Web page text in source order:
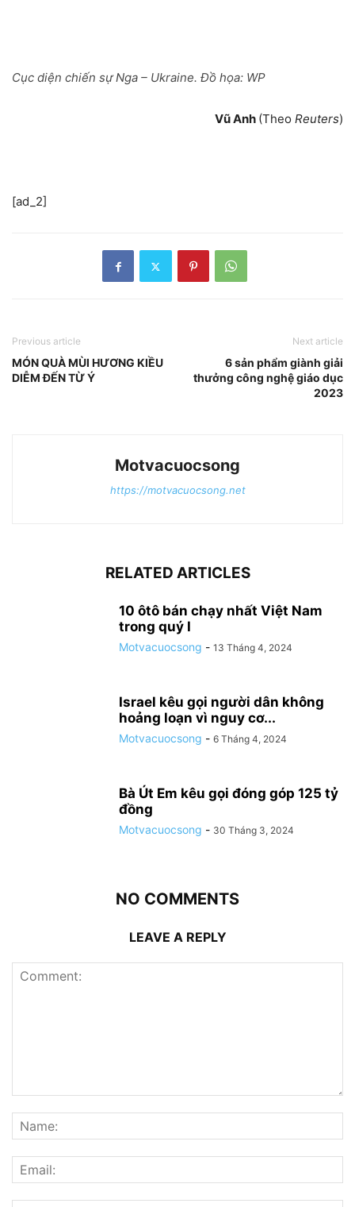
Cục diện chiến sự Nga – Ukraine. Đồ họa: WP
Vũ Anh (Theo Reuters)
[ad_2]
Previous article
MÓN QUÀ MÙI HƯƠNG KIỀU
DIỄM ĐẾN TỪ Ý
Next article
6 sản phẩm giành giải
thưởng công nghệ giáo dục
2023
Motvacuocsong
https://motvacuocsong.net
RELATED ARTICLES
10 ôtô bán chạy nhất Việt Nam
trong quý I
Motvacuocsong - 13 Tháng 4, 2024
Israel kêu gọi người dân không
hoảng loạn vì nguy cơ...
Motvacuocsong - 6 Tháng 4, 2024
Bà Út Em kêu gọi đóng góp 125 tỷ
đồng
Motvacuocsong - 30 Tháng 3, 2024
NO COMMENTS
LEAVE A REPLY